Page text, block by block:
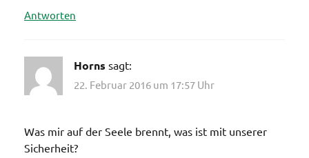
Antworten
Horns sagt:
22. Februar 2016 um 17:57 Uhr
Was mir auf der Seele brennt, was ist mit unserer
Sicherheit?